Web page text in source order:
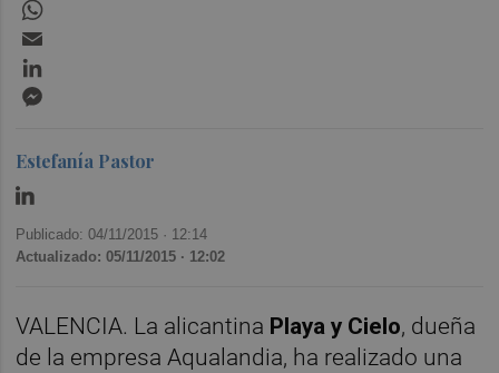
Estefanía Pastor
Publicado: 04/11/2015 · 12:14
Actualizado: 05/11/2015 · 12:02
VALENCIA. La alicantina Playa y Cielo, dueña
de la empresa Aqualandia, ha realizado una